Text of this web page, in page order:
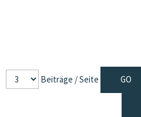
Beiträge / Seite